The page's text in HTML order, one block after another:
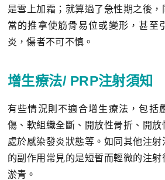
是雪上加霜；就算過了急性期之後
當的推拿使筋骨易位或變形，甚至
炎，傷者不可不慎。
增生療法/ PRP注射須知
有些情況則不適合增生療法，包括
傷、軟組織全斷、開放性骨折、開放
處於感染發炎狀態等。如同其他注射
的副作用常見的是短暫而輕微的注
淤青。